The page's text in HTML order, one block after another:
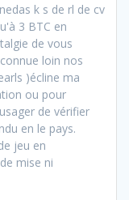
3 BTC en
de vous
loin nos
)écline ma
ou pour
de vérifier
en le pays.
jeu en
mise ni